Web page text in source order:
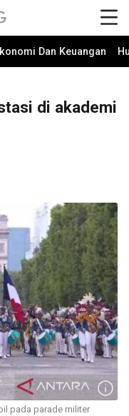
Dan Keuangan
di akademi
pada parade militer